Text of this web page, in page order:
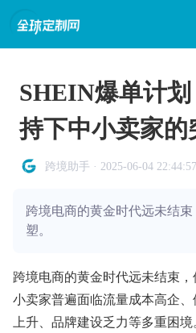
SHEIN爆单计
持下中小卖家的
跨境助手 · 2025-06-04 22:44:57
跨境电商的黄金时代远未结
塑。
跨境电商的黄金时代远未结束
小卖家普遍面临流量成本高企
上升、品牌建设乏力等多重困